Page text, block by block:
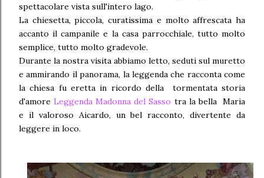
spettacolare vista sull'intero lago.
La chiesetta, piccola, curatissima e molto affrescata ha
accanto il campanile e la casa parrocchiale, tutto molto
semplice, tutto molto gradevole.
Durante la nostra visita abbiamo letto, seduti sul muretto
e ammirando il panorama, la leggenda che racconta come
la chiesa fu eretta in ricordo della tormentata storia
d'amoreLeggenda Madonna del Sasso tra la bella Maria
e il valoroso Aicardo, un bel racconto, divertente da
leggere in loco.